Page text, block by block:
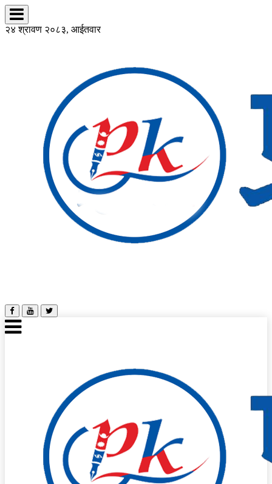
२४ श्रावण २०८३, आईतवार